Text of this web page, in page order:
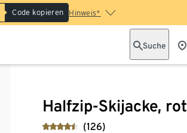
Code kopieren Hinweis*
Suche
Halfzip-Skijacke, rot
(126)